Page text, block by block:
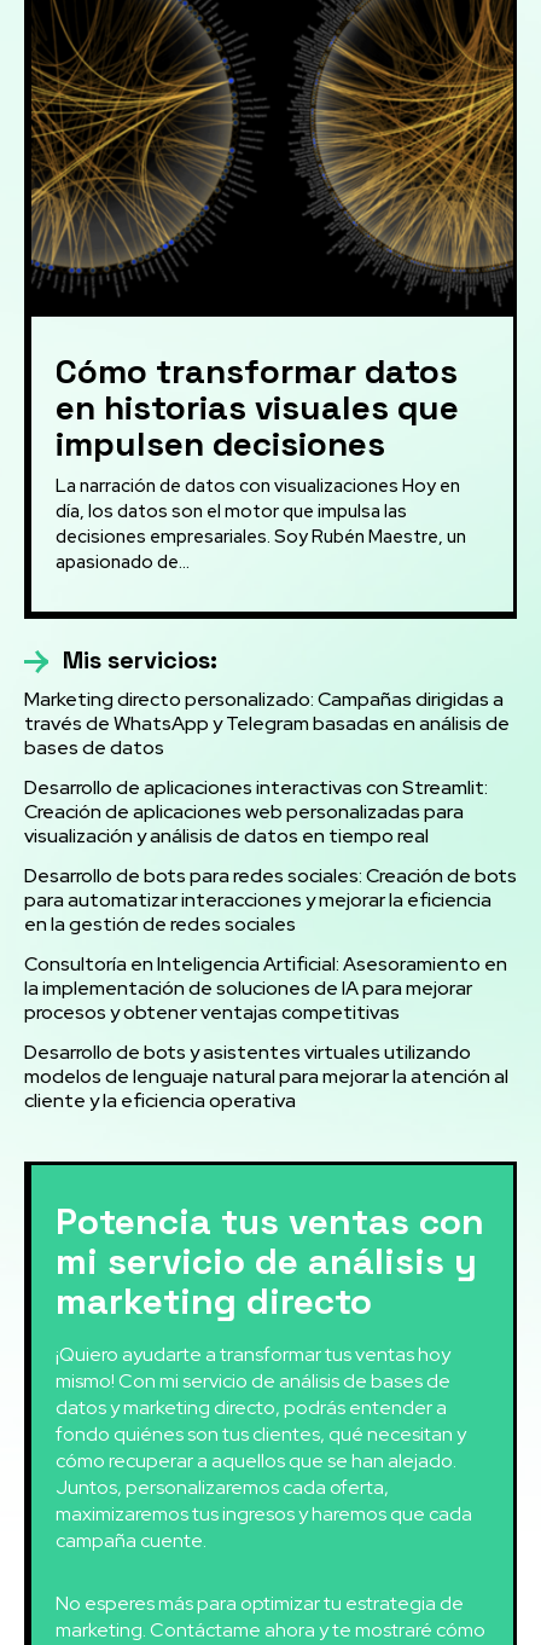
Cómo transformar datos
en historias visuales que
impulsen decisiones
La narración de datos con visualizaciones Hoy en
día, los datos son el motor que impulsa las
decisiones empresariales. Soy Rubén Maestre, un
apasionado de...
Mis servicios:
Marketing directo personalizado: Campañas dirigidas a
través de WhatsApp y Telegram basadas en análisis de
bases de datos
Desarrollo de aplicaciones interactivas con Streamlit:
Creación de aplicaciones web personalizadas para
visualización y análisis de datos en tiempo real
Desarrollo de bots para redes sociales: Creación de bots
para automatizar interacciones y mejorar la eficiencia
en la gestión de redes sociales
Consultoría en Inteligencia Artificial: Asesoramiento en
la implementación de soluciones de IA para mejorar
procesos y obtener ventajas competitivas
Desarrollo de bots y asistentes virtuales utilizando
modelos de lenguaje natural para mejorar la atención al
cliente y la eficiencia operativa
Potencia tus ventas con
mi servicio de análisis y
marketing directo
¡Quiero ayudarte a transformar tus ventas hoy
mismo! Con mi servicio de análisis de bases de
datos y marketing directo, podrás entender a
fondo quiénes son tus clientes, qué necesitan y
cómo recuperar a aquellos que se han alejado.
Juntos, personalizaremos cada oferta,
maximizaremos tus ingresos y haremos que cada
campaña cuente.
No esperes más para optimizar tu estrategia de
marketing. Contáctame ahora y te mostraré cómo